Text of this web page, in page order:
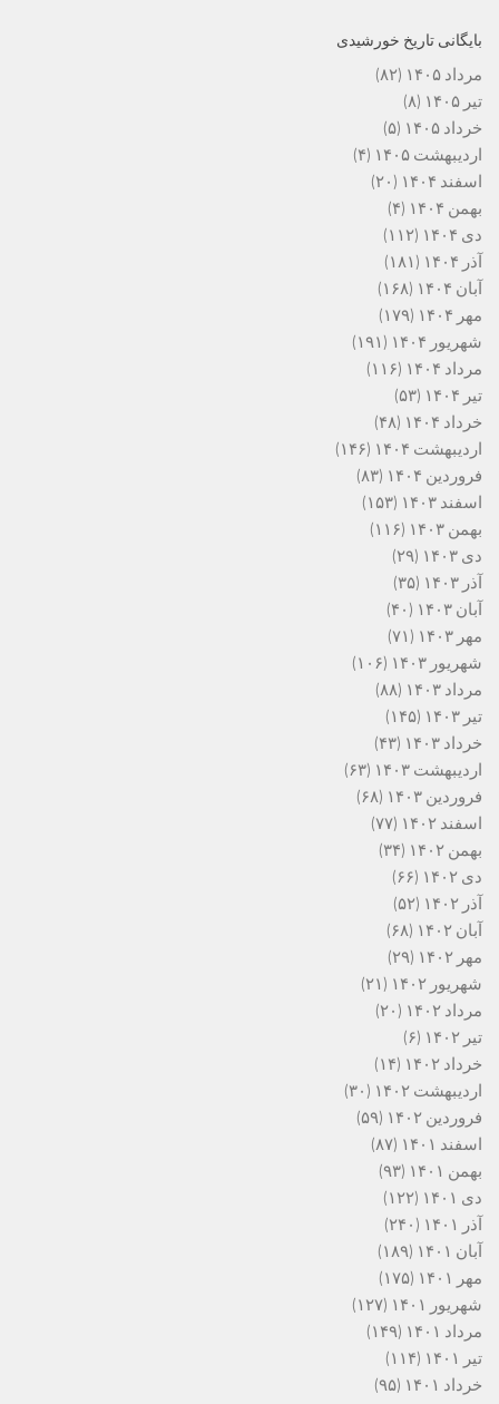
بایگانی تاریخ خورشیدی
مرداد ۱۴۰۵
(۸۲)
تیر ۱۴۰۵
(۸)
خرداد ۱۴۰۵
(۵)
اردیبهشت ۱۴۰۵
(۴)
اسفند ۱۴۰۴
(۲۰)
بهمن ۱۴۰۴
(۴)
دی ۱۴۰۴
(۱۱۲)
آذر ۱۴۰۴
(۱۸۱)
آبان ۱۴۰۴
(۱۶۸)
مهر ۱۴۰۴
(۱۷۹)
شهریور ۱۴۰۴
(۱۹۱)
مرداد ۱۴۰۴
(۱۱۶)
تیر ۱۴۰۴
(۵۳)
خرداد ۱۴۰۴
(۴۸)
اردیبهشت ۱۴۰۴
(۱۴۶)
فروردین ۱۴۰۴
(۸۳)
اسفند ۱۴۰۳
(۱۵۳)
بهمن ۱۴۰۳
(۱۱۶)
دی ۱۴۰۳
(۲۹)
آذر ۱۴۰۳
(۳۵)
آبان ۱۴۰۳
(۴۰)
مهر ۱۴۰۳
(۷۱)
شهریور ۱۴۰۳
(۱۰۶)
مرداد ۱۴۰۳
(۸۸)
تیر ۱۴۰۳
(۱۴۵)
خرداد ۱۴۰۳
(۴۳)
اردیبهشت ۱۴۰۳
(۶۳)
فروردین ۱۴۰۳
(۶۸)
اسفند ۱۴۰۲
(۷۷)
بهمن ۱۴۰۲
(۳۴)
دی ۱۴۰۲
(۶۶)
آذر ۱۴۰۲
(۵۲)
آبان ۱۴۰۲
(۶۸)
مهر ۱۴۰۲
(۲۹)
شهریور ۱۴۰۲
(۲۱)
مرداد ۱۴۰۲
(۲۰)
تیر ۱۴۰۲
(۶)
خرداد ۱۴۰۲
(۱۴)
اردیبهشت ۱۴۰۲
(۳۰)
فروردین ۱۴۰۲
(۵۹)
اسفند ۱۴۰۱
(۸۷)
بهمن ۱۴۰۱
(۹۳)
دی ۱۴۰۱
(۱۲۲)
آذر ۱۴۰۱
(۲۴۰)
آبان ۱۴۰۱
(۱۸۹)
مهر ۱۴۰۱
(۱۷۵)
شهریور ۱۴۰۱
(۱۲۷)
مرداد ۱۴۰۱
(۱۴۹)
تیر ۱۴۰۱
(۱۱۴)
خرداد ۱۴۰۱
(۹۵)